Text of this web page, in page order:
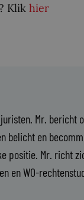
Klik hier
Mr. bericht
belicht en
positie. Mr. richt
en WO-